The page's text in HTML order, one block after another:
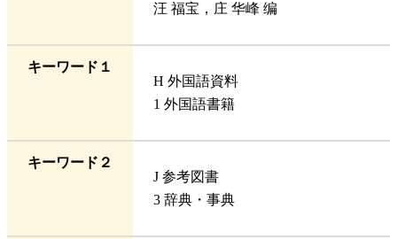
汪 福宝，庄 华峰 编
キーワード１
H 外国語資料
1 外国語書籍
キーワード２
J 参考図書
3 辞典・事典